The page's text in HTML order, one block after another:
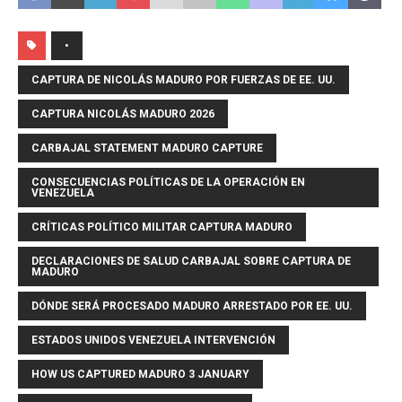
•
CAPTURA DE NICOLÁS MADURO POR FUERZAS DE EE. UU.
CAPTURA NICOLÁS MADURO 2026
CARBAJAL STATEMENT MADURO CAPTURE
CONSECUENCIAS POLÍTICAS DE LA OPERACIÓN EN
VENEZUELA
CRÍTICAS POLÍTICO MILITAR CAPTURA MADURO
DECLARACIONES DE SALUD CARBAJAL SOBRE CAPTURA DE
MADURO
DÓNDE SERÁ PROCESADO MADURO ARRESTADO POR EE. UU.
ESTADOS UNIDOS VENEZUELA INTERVENCIÓN
HOW US CAPTURED MADURO 3 JANUARY